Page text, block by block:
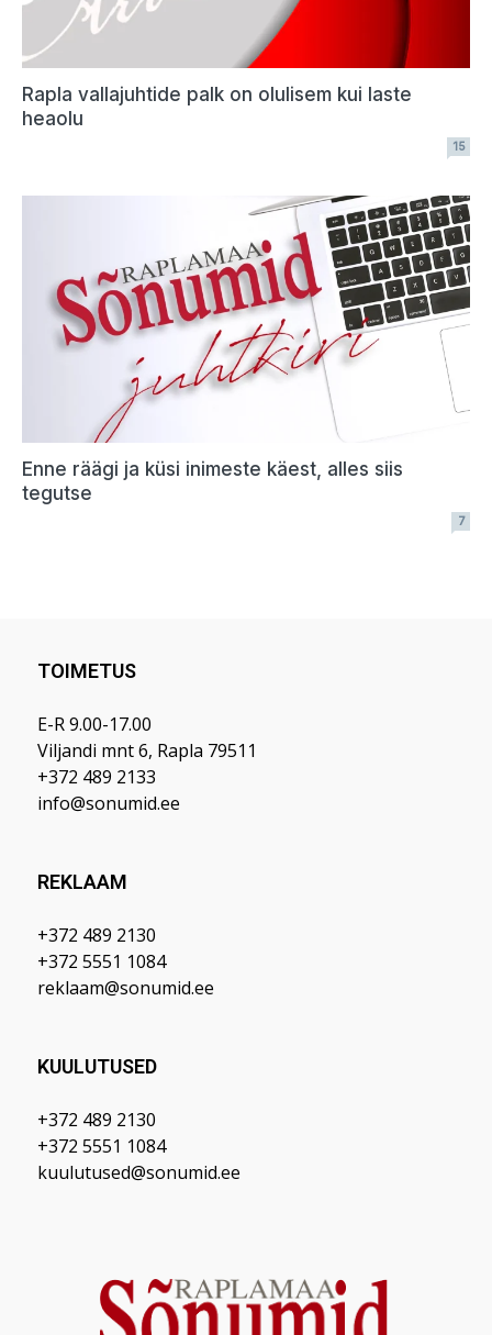
TOIMETUS
E-R 9.00-17.00
Viljandi mnt 6, Rapla 79511
+372 489 2133
info@sonumid.ee
REKLAAM
+372 489 2130
+372 5551 1084
reklaam@sonumid.ee
KUULUTUSED
+372 489 2130
+372 5551 1084
kuulutused@sonumid.ee